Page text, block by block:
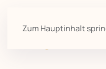
Zum Hauptinhalt